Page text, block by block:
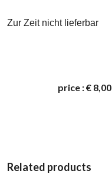
Zur Zeit nicht lieferbar
price :€ 8,00
Related products